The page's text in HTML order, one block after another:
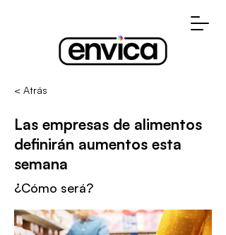
< Atrás
Las empresas de alimentos
definirán aumentos esta
semana
¿Cómo será?